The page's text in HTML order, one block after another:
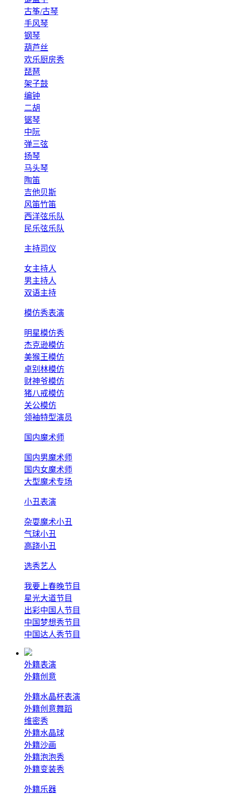
古筝/古琴
手风琴
钢琴
葫芦丝
欢乐厨房秀
琵琶
架子鼓
编钟
二胡
锯琴
中阮
弹三弦
扬琴
马头琴
陶笛
吉他贝斯
风笛竹笛
西洋弦乐队
民乐弦乐队
主持司仪
女主持人
男主持人
双语主持
模仿秀表演
明星模仿秀
杰克逊模仿
美猴王模仿
卓别林模仿
财神爷模仿
猪八戒模仿
关公模仿
领袖特型演员
国内魔术师
国内男魔术师
国内女魔术师
大型魔术专场
小丑表演
杂耍魔术小丑
气球小丑
高跷小丑
选秀艺人
我要上春晚节目
星光大道节目
出彩中国人节目
中国梦想秀节目
中国达人秀节目
外籍表演
外籍创意
外籍水晶杯表演
外籍创意舞蹈
维密秀
外籍水晶球
外籍沙画
外籍泡泡秀
外籍变装秀
外籍乐器